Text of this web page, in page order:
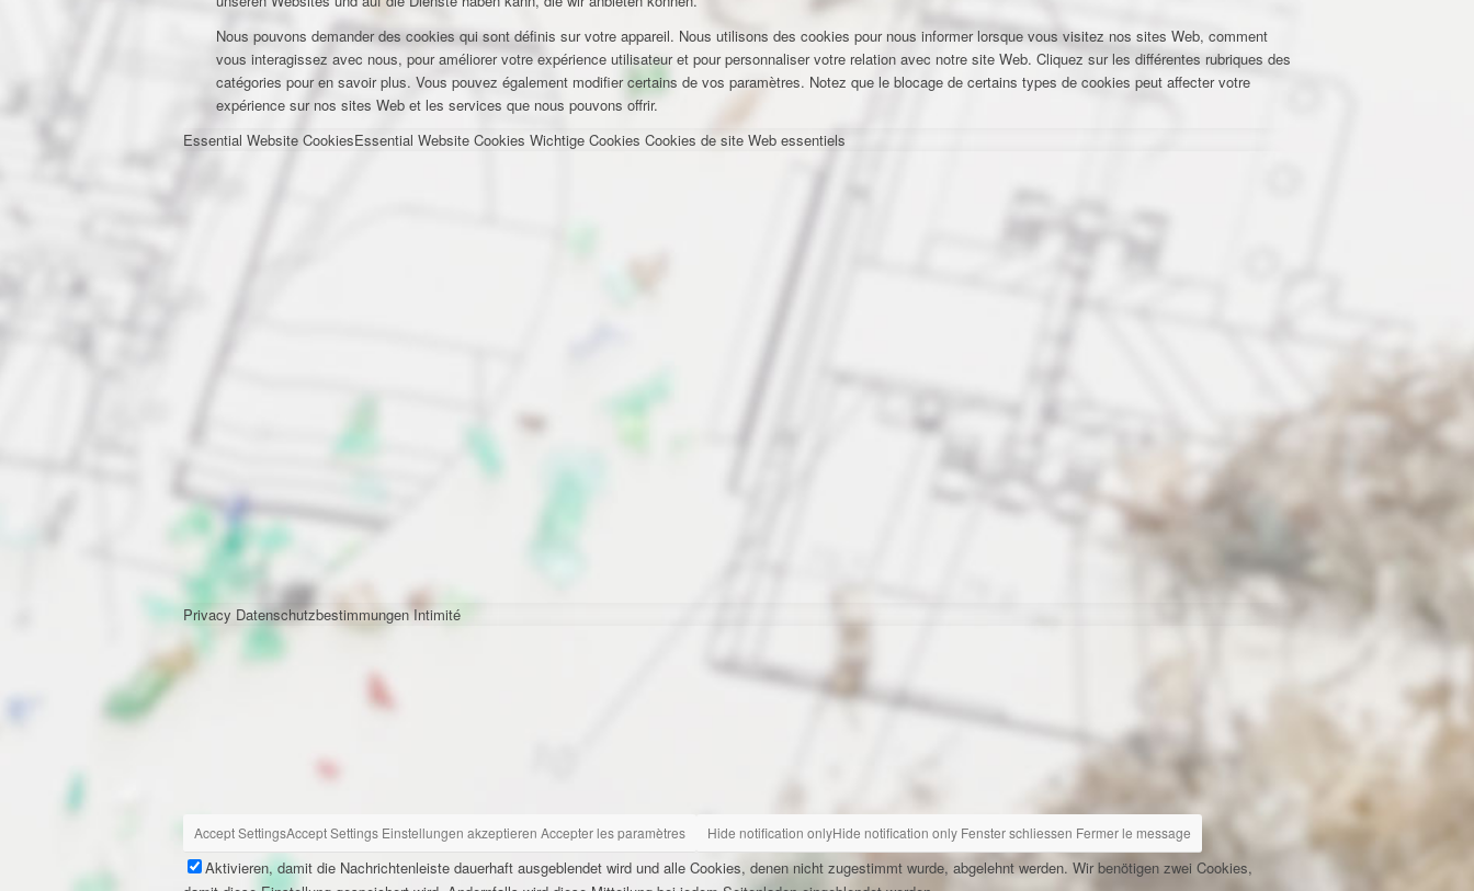
Nous pouvons demander des cookies qui sont définis sur votre appareil. Nous utilisons des cookies pour nous informer lorsque vous visitez nos sites Web, comment
vous interagissez avec nous, pour améliorer votre expérience utilisateur et pour personnaliser votre relation avec notre site Web. Cliquez sur les différentes rubriques des
catégories pour en savoir plus. Vous pouvez également modifier certains de vos paramètres. Notez que le blocage de certains types de cookies peut affecter votre
expérience sur nos sites Web et les services que nous pouvons offrir.
Essential Website CookiesEssential Website Cookies Wichtige Cookies Cookies de site Web essentiels
Privacy Datenschutzbestimmungen Intimité
Accept SettingsAccept Settings Einstellungen akzeptieren Accepter les paramètres Hide notification onlyHide notification only Fenster schliessen Fermer le message
Aktivieren, damit die Nachrichtenleiste dauerhaft ausgeblendet wird und alle Cookies, denen nicht zugestimmt wurde, abgelehnt werden. Wir benötigen zwei Cookies,